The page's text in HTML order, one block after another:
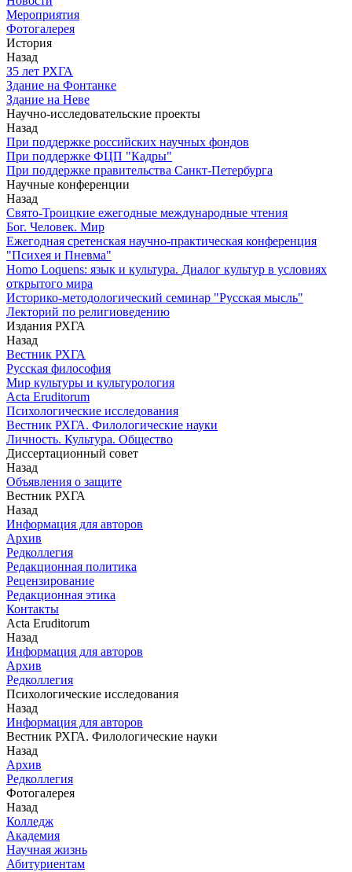
Мероприятия
Фотогалерея
История
Назад
З5 лет РХГА
Здание на Фонтанке
Здание на Неве
Научно-исследовательские проекты
Назад
При поддержке российских научных фондов
При поддержке ФЦП "Кадры"
При поддержке правительства Санкт-Петербурга
Научные конференции
Назад
Свято-Троицкие ежегодные международные чтения
Бог. Человек. Мир
Ежегодная сретенская научно-практическая конференция
"Психея и Пневма"
Homo Loquens: язык и культура. Диалог культур в условиях
открытого мира
Историко-методологический семинар "Русская мысль"
Лекторий по религиоведению
Издания РХГА
Назад
Вестник РХГА
Русская философия
Мир культуры и культурология
Acta Eruditorum
Психологические исследования
Вестник РХГА. Филологические науки
Личность. Культура. Общество
Диссертационный совет
Назад
Объявления о защите
Вестник РХГА
Назад
Информация для авторов
Архив
Редколлегия
Редакционная политика
Рецензирование
Редакционная этика
Контакты
Acta Eruditorum
Назад
Информация для авторов
Архив
Редколлегия
Психологические исследования
Назад
Информация для авторов
Вестник РХГА. Филологические науки
Назад
Архив
Редколлегия
Фотогалерея
Назад
Колледж
Академия
Научная жизнь
Абитуриентам